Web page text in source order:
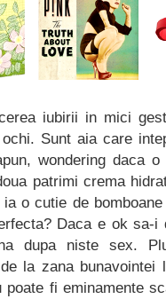
iubirii in mici
Sunt aia care
wondering daca o
patrimi crema
o cutie de
Daca e ok sa-
dupa niste sex.
la zana
fi eminamente